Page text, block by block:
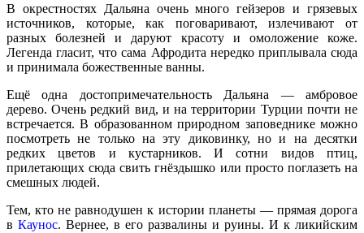
В окрестностях Дальяна очень много гейзеров и грязевых
источников, которые, как поговаривают, излечивают от
разных болезней и даруют красоту и омоложение коже.
Легенда гласит, что сама Афродита нередко приплывала сюда
и принимала божественные ванны.
Ещё одна достопримечательность Дальяна — амбровое
дерево. Очень редкий вид, и на территории Турции почти не
встречается. В образованном природном заповеднике можно
посмотреть не только на эту диковинку, но и на десятки
редких цветов и кустарников. И сотни видов птиц,
прилетающих сюда свить гнёздышко или просто поглазеть на
смешных людей.
Тем, кто не равнодушен к истории планеты — прямая дорога
в Каунос. Вернее, в его развалины и руины. И к ликийским